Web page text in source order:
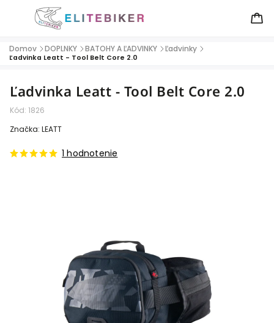
Domov / DOPLNKY / BATOHY A ĽADVINKY / Ľadvinky /
Ľadvinka Leatt - Tool Belt Core 2.0
Ľadvinka Leatt - Tool Belt Core 2.0
Kód: 1826
1 hodnotenie
Značka: LEATT